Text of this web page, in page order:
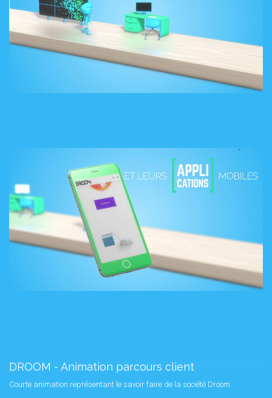
DROOM - Animation parcours client
Courte animation représentant le savoir faire de la société Droom.